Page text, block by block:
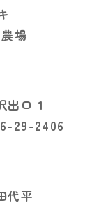
場
出口１
29-2406
代平